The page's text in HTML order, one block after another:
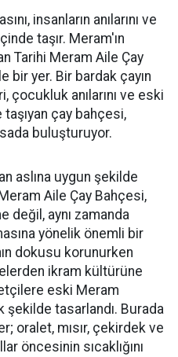
insanların anılarını ve
taşır. Meram'ın
Tarihi Meram Aile Çay
bir yer. Bir bardak çayın
çocukluk anılarını ve eski
taşıyan çay bahçesi,
buluşturuyor.
aslına uygun şekilde
Aile Çay Bahçesi,
değil, aynı zamanda
yönelik önemli bir
dokusu korunurken
ikram kültürüne
eski Meram
şekilde tasarlandı. Burada
oralet, mısır, çekirdek ve
öncesinin sıcaklığını